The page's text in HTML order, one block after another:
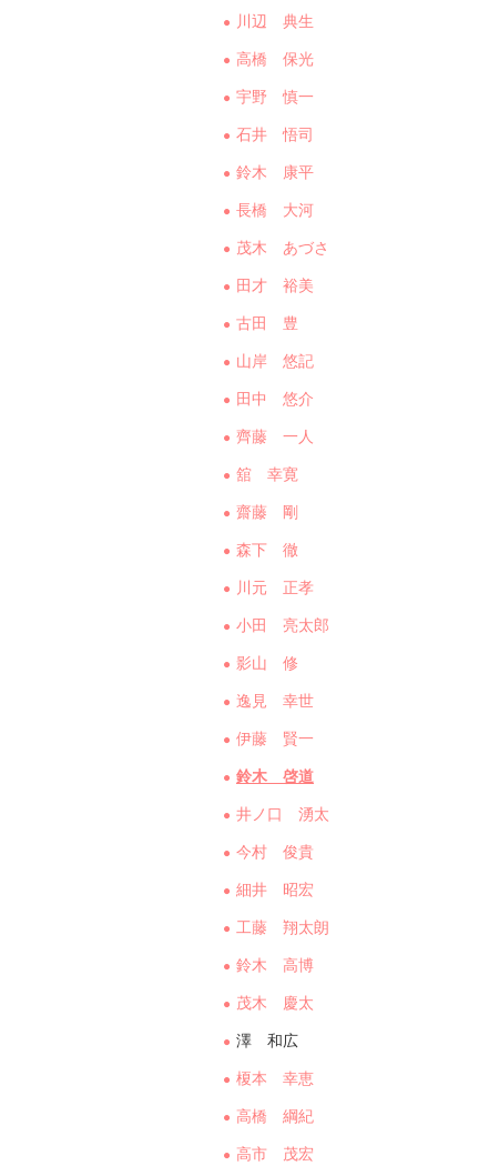
川辺 典生
高橋 保光
宇野 慎一
石井 悟司
鈴木 康平
長橋 大河
茂木 あづさ
田才 裕美
古田 豊
山岸 悠記
田中 悠介
齊藤 一人
舘 幸寛
齋藤 剛
森下 徹
川元 正孝
小田 亮太郎
影山 修
逸見 幸世
伊藤 賢一
鈴木 啓道
井ノ口 湧太
今村 俊貴
細井 昭宏
工藤 翔太朗
鈴木 高博
茂木 慶太
澤 和広
榎本 幸恵
高橋 綱紀
高市 茂宏